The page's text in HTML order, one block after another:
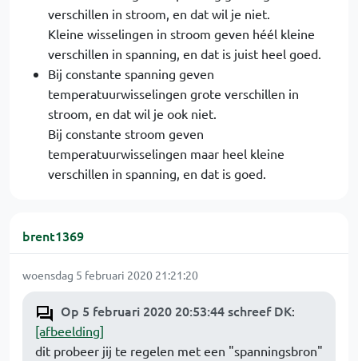
verschillen in stroom, en dat wil je niet.
Kleine wisselingen in stroom geven héél kleine
verschillen in spanning, en dat is juist heel goed.
Bij constante spanning geven
temperatuurwisselingen grote verschillen in
stroom, en dat wil je ook niet.
Bij constante stroom geven
temperatuurwisselingen maar heel kleine
verschillen in spanning, en dat is goed.
brent1369
woensdag 5 februari 2020 21:21:20
Op 5 februari 2020 20:53:44 schreef DK:
[afbeelding]
dit probeer jij te regelen met een "spanningsbron"